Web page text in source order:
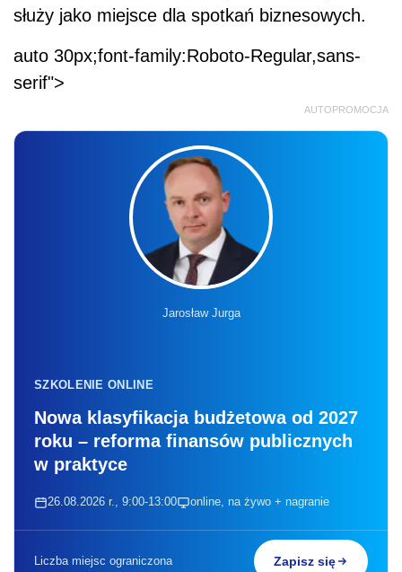
służy jako miejsce dla spotkań biznesowych.
auto 30px;font-family:Roboto-Regular,sans-
serif">
AUTOPROMOCJA
Jarosław Jurga
SZKOLENIE ONLINE
Nowa klasyfikacja budżetowa od 2027
roku – reforma finansów publicznych
w praktyce
26.08.2026 r., 9:00-13:00 online, na żywo + nagranie
Liczba miejsc ograniczona Zapisz się